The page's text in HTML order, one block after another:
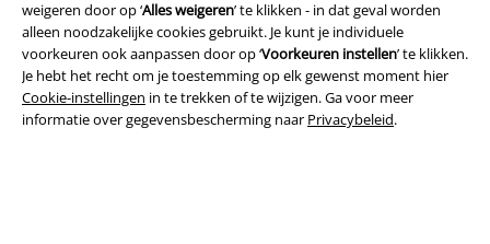
weigeren door op ‘Alles weigeren’ te klikken - in dat geval worden
alleen noodzakelijke cookies gebruikt. Je kunt je individuele
voorkeuren ook aanpassen door op ‘Voorkeuren instellen’ te klikken.
Je hebt het recht om je toestemming op elk gewenst moment hier
Cookie-instellingen in te trekken of te wijzigen. Ga voor meer
informatie over gegevensbescherming naar Privacybeleid.
Privacyverklaring
Verklaring van conformiteit
Informatie over toegankelijkheid